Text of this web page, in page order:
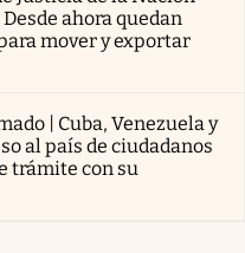
ahora quedan
mover y exportar
| Cuba, Venezuela y
al país de ciudadanos
trámite con su